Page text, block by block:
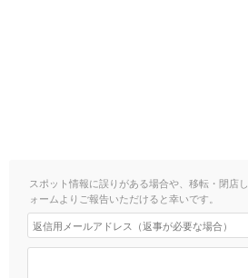
スポット情報に誤りがある場合や、移転・閉店
ォームよりご報告いただけると幸いです。